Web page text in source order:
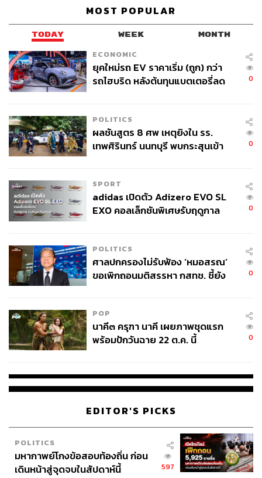
MOST POPULAR
TODAY WEEK MONTH
ECONOMIC
ยุคใหม่รถ EV ราคาเริ่ม (ถูก) กว่า
รถไฮบริด หลังต้นทุนแบตเตอรี่ลด
0
POLITICS
ผลชันสูตร 8 ศพ เหตุยิงใน รร.
เทพศิรินทร์ นนทบุรี พบกระสุนเข้า
0
SPORT
adidas เปิดตัว Adizero EVO SL
EXO คอลเล็กชันพิเศษรับฤดูกาล
0
POLITICS
ศาลปกครองไม่รับฟ้อง ‘หมอสรณ’
ขอเพิกถอนมติสรรหา กสทช. ชี้ยัง
0
POP
นาคี๓ ครุฑา นาคี เผยภาพชุดแรก
พร้อมปักวันฉาย 22 ต.ค. นี้
0
EDITOR'S PICKS
POLITICS
มหากาพย์โกงข้อสอบท้องถิ่น ก่อน
เดินหน้าสู่จุดจบในสัปดาห์นี้
597